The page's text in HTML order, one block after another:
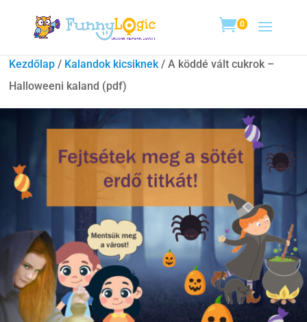
0
Kezdőlap / Kalandok kicsiknek/ A köddé vált cukrok –
Halloweeni kaland (pdf)